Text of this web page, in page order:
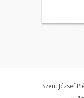
Szent József